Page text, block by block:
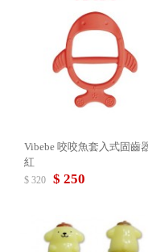
Vibebe 咬咬魚套入式固齒
紅
$ 320 $ 250